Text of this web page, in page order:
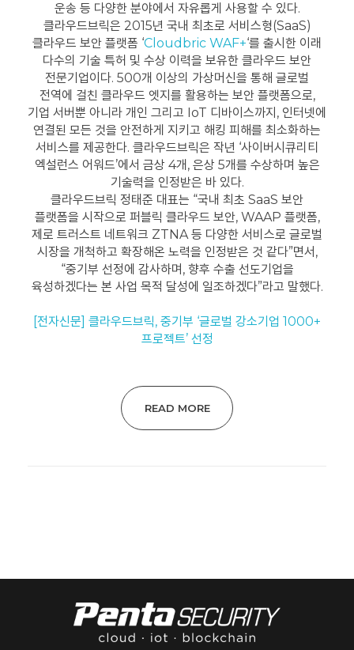
운송 등 다양한 분야에서 자유롭게 사용할 수 있다.
클라우드브릭은 2015년 국내 최초로 서비스형(SaaS)
클라우드 보안 플랫폼 ‘Cloudbric WAF+‘를 출시한 이래
다수의 기술 특허 및 수상 이력을 보유한 클라우드 보안
전문기업이다. 500개 이상의 가상머신을 통해 글로벌
전역에 걸친 클라우드 엣지를 활용하는 보안 플랫폼으로,
기업 서버뿐 아니라 개인 그리고 IoT 디바이스까지, 인터넷에
연결된 모든 것을 안전하게 지키고 해킹 피해를 최소화하는
서비스를 제공한다. 클라우드브릭은 작년 ‘사이버시큐리티
엑설런스 어워드’에서 금상 4개, 은상 5개를 수상하며 높은
기술력을 인정받은 바 있다.
클라우드브릭 정태준 대표는 “국내 최초 SaaS 보안
플랫폼을 시작으로 퍼블릭 클라우드 보안, WAAP 플랫폼,
제로 트러스트 네트워크 ZTNA 등 다양한 서비스로 글로벌
시장을 개척하고 확장해온 노력을 인정받은 것 같다”면서,
“중기부 선정에 감사하며, 향후 수출 선도기업을
육성하겠다는 본 사업 목적 달성에 일조하겠다”라고 말했다.
[전자신문] 클라우드브릭, 중기부 ‘글로벌 강소기업 1000+
프로젝트’ 선정
READ MORE